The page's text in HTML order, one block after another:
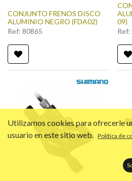
CONJUNTO FRENOS DISCO
ALUMINIO NEGRO (FDA02)
Ref: 80865
09)
Ref:
Utilizamos cookies para ofrecerle
usuario en este sitio web. Política de